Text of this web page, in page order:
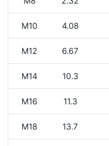
М10 4.08
М12 6.67
М14 10.3
М16 11.3
М18 13.7